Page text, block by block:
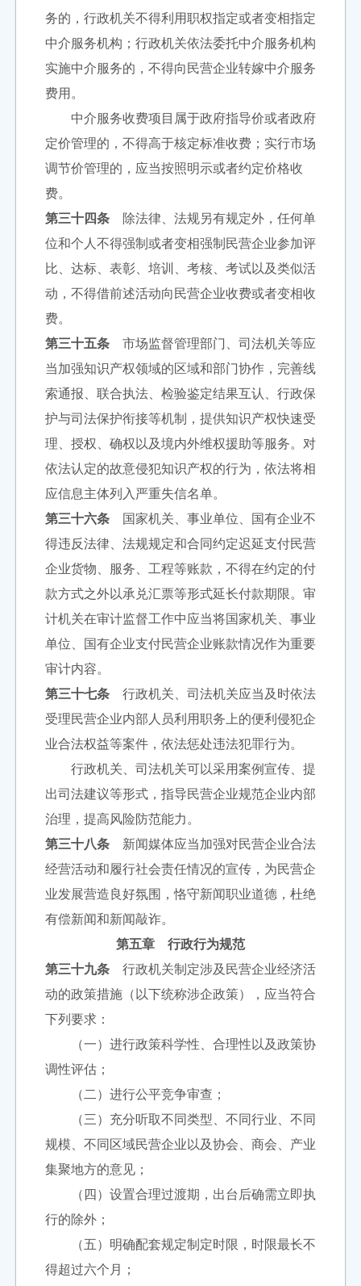
务的，行政机关不得利用职权指定或者变相指定
中介服务机构；行政机关依法委托中介服务机构
实施中介服务的，不得向民营企业转嫁中介服务
费用。
中介服务收费项目属于政府指导价或者政府
定价管理的，不得高于核定标准收费；实行市场
调节价管理的，应当按照明示或者约定价格收
费。
第三十四条
除法律、法规另有规定外，任何单
位和个人不得强制或者变相强制民营企业参加评
比、达标、表彰、培训、考核、考试以及类似活
动，不得借前述活动向民营企业收费或者变相收
费。
第三十五条 市场监督管理部门、司法机关等应
当加强知识产权领域的区域和部门协作，完善线
索通报、联合执法、检验鉴定结果互认、行政保
护与司法保护衔接等机制，提供知识产权快速受
理、授权、确权以及境内外维权援助等服务。对
依法认定的故意侵犯知识产权的行为，依法将相
应信息主体列入严重失信名单。
第三十六条
国家机关、事业单位、国有企业不
得违反法律、法规规定和合同约定迟延支付民营
企业货物、服务、工程等账款，不得在约定的付
款方式之外以承兑汇票等形式延长付款期限。审
计机关在审计监督工作中应当将国家机关、事业
单位、国有企业支付民营企业账款情况作为重要
审计内容。
第三十七条 行政机关、司法机关应当及时依法
受理民营企业内部人员利用职务上的便利侵犯企
业合法权益等案件，依法惩处违法犯罪行为。
行政机关、司法机关可以采用案例宣传、提
出司法建议等形式，指导民营企业规范企业内部
治理，提高风险防范能力。
第三十八条 新闻媒体应当加强对民营企业合法
经营活动和履行社会责任情况的宣传，为民营企
业发展营造良好氛围，恪守新闻职业道德，杜绝
有偿新闻和新闻敲诈。
第五章 行政行为规范
第三十九条 行政机关制定涉及民营企业经济活
动的政策措施（以下统称涉企政策），应当符合
下列要求：
（一）进行政策科学性、合理性以及政策协
调性评估；
（二）进行公平竞争审查；
（三）充分听取不同类型、不同行业、不同
规模、不同区域民营企业以及协会、商会、产业
集聚地方的意见；
（四）设置合理过渡期，出台后确需立即执
行的除外；
（五）明确配套规定制定时限，时限最长不
得超过六个月；